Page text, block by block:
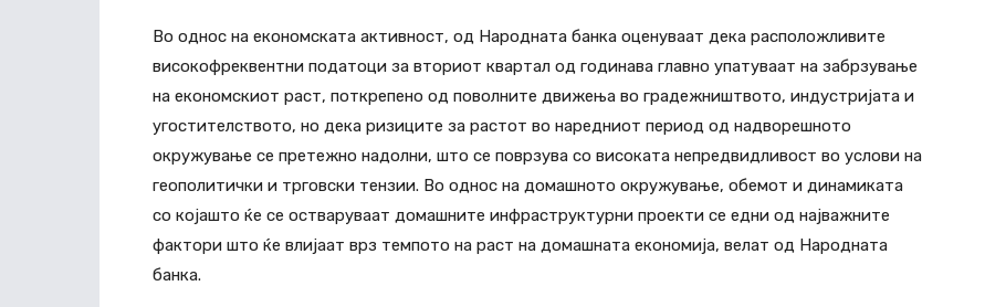
Во однос на економската активност, од Народната банка оценуваат дека расположливите
високофреквентни податоци за вториот квартал од годинава главно упатуваат на забрзување
на економскиот раст, поткрепено од поволните движења во градежништвото, индустријата и
угостителството, но дека ризиците за растот во наредниот период од надворешното
окружување се претежно надолни, што се поврзува со високата непредвидливост во услови на
геополитички и трговски тензии. Во однос на домашното окружување, обемот и динамиката
со којашто ќе се остваруваат домашните инфраструктурни проекти се едни од најважните
фактори што ќе влијаат врз темпото на раст на домашната економија, велат од Народната
банка.